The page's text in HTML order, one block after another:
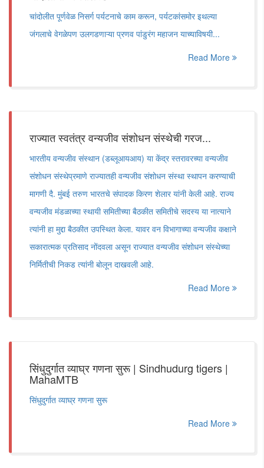
चांदोलीत पूर्णवेळ निसर्ग पर्यटनाचे काम करून, पर्यटकांसमोर इथल्या
जंगलाचे वेगळेपण उलगडणाऱ्या प्रणव पांडुरंग महाजन याच्याविषयी...
Read More
राज्यात स्वतंत्र वन्यजीव संशोधन संस्थेची गरज...
भारतीय वन्यजीव संस्थान (डब्लूआयआय) या केंद्र स्तरावरच्या वन्यजीव
संशोधन संस्थेप्रमाणे राज्यातही वन्यजीव संशोधन संस्था स्थापन करण्याची
मागणी दै. मुंबई तरुण भारतचे संपादक किरण शेलार यांनी केली आहे. राज्य
वन्यजीव मंडळाच्या स्थायी समितीच्या बैठकीत समितीचे सदस्य या नात्याने
त्यांनी हा मुद्दा बैठकीत उपस्थित केला. यावर वन विभागाच्या वन्यजीव कक्षाने
सकारात्मक प्रतिसाद नोंदवला असून राज्यात वन्यजीव संशोधन संस्थेच्या
निर्मितीची निकड त्यांनी बोलून दाखवली आहे.
Read More
सिंधुदुर्गात व्याघ्र गणना सुरू | Sindhudurg tigers |
MahaMTB
सिंधुदुर्गात व्याघ्र गणना सुरू
Read More